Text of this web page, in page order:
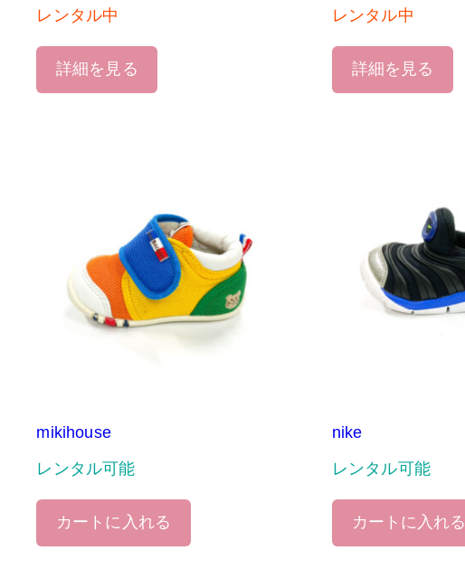
レンタル中
詳細を見る
レンタル中
詳細を見る
mikihouse
レンタル可能
カートに入れる
nike
レンタル可能
カートに入れる